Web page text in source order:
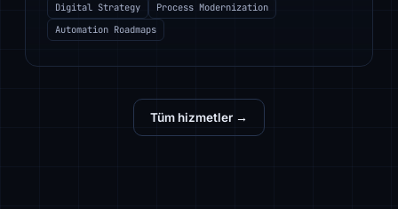
Digital Strategy
Process Modernization
Automation Roadmaps
Tüm hizmetler →